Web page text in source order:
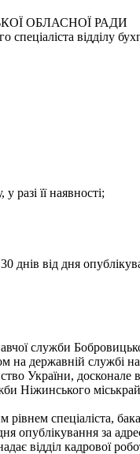
ОБЛАСНОЇ РАДИ
відділу
разі її наявності;
днів від дня
служби
державній службі
України,
Ніжинського
рівнем спеціаліста,
опублікування за
відділ кадрової